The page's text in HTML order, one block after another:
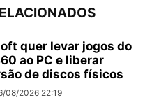
quer levar jogos do
ao PC e liberar
de discos físicos
08/2026 22:19